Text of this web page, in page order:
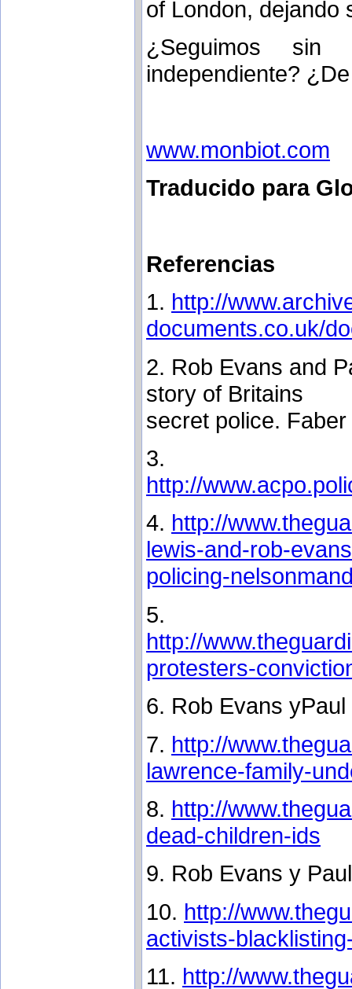
of London, dejando
¿Seguimos sin
independiente?
www.monbiot.com
Traducido para
Referencias
1. http://
documents.co.uk/
2. Rob Evans and
story of Britains
secret police.
3.
http://
4. http://
lewis-and-rob-
policing-
5.
http://
protesters-
6. Rob Evans
7. http://
lawrence-family-
8. http://
dead-children-ids
9. Rob Evans y
10. http://
activists-
11. http://